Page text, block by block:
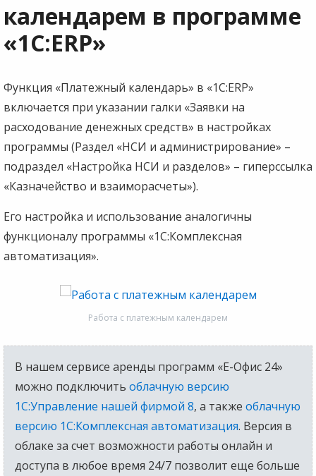
календарем в программе
«1С:ERP»
Функция «Платежный календарь» в «1С:ERP»
включается при указании галки «Заявки на
расходование денежных средств» в настройках
программы (Раздел «НСИ и администрирование» –
подраздел «Настройка НСИ и разделов» – гиперссылка
«Казначейство и взаиморасчеты»).
Его настройка и использование аналогичны
функционалу программы «1С:Комплексная
автоматизация».
Работа с платежным календарем
В нашем сервисе аренды программ «Е-Офис 24»
можно подключить облачную версию
1С:Управление нашей фирмой 8, а также облачную
версию 1С:Комплексная автоматизация. Версия в
облаке за счет возможности работы онлайн и
доступа в любое время 24/7 позволит еще больше